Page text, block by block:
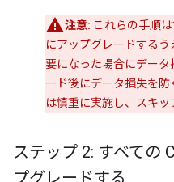
注意: これらの手順
にアップグレードする
要になった場合にデー
ード後にデータ損失を
は慎重に実施し、スキッ
ステップ 2: すべての
プグレードする